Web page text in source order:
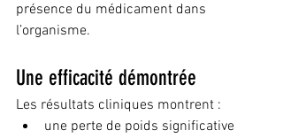
présence du médicament dans
l’organisme.
Une efficacité démontrée
Les résultats cliniques montrent :
une perte de poids significative